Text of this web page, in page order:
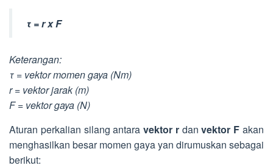
τ = r x F
Keterangan:
τ = vektor momen gaya (Nm)
r = vektor jarak (m)
F = vektor gaya (N)
Aturan perkalian silang antara vektor r danvektor F akan
menghasilkan besar momen gaya yan dirumuskan sebagai
berikut: